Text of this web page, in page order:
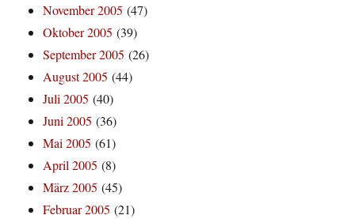
November 2005 (47)
Oktober 2005 (39)
September 2005 (26)
August 2005 (44)
Juli 2005 (40)
Juni 2005 (36)
Mai 2005 (61)
April 2005 (8)
März 2005 (45)
Februar 2005 (21)